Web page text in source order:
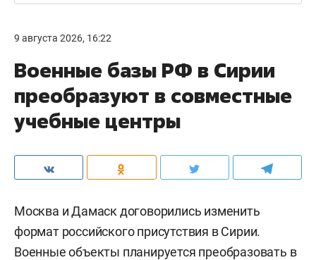
9 августа 2026, 16:22
Военные базы РФ в Сирии
преобразуют в совместные
учебные центры
Москва и Дамаск договорились изменить
формат российского присутствия в Сирии.
Военные объекты планируется преобразовать в